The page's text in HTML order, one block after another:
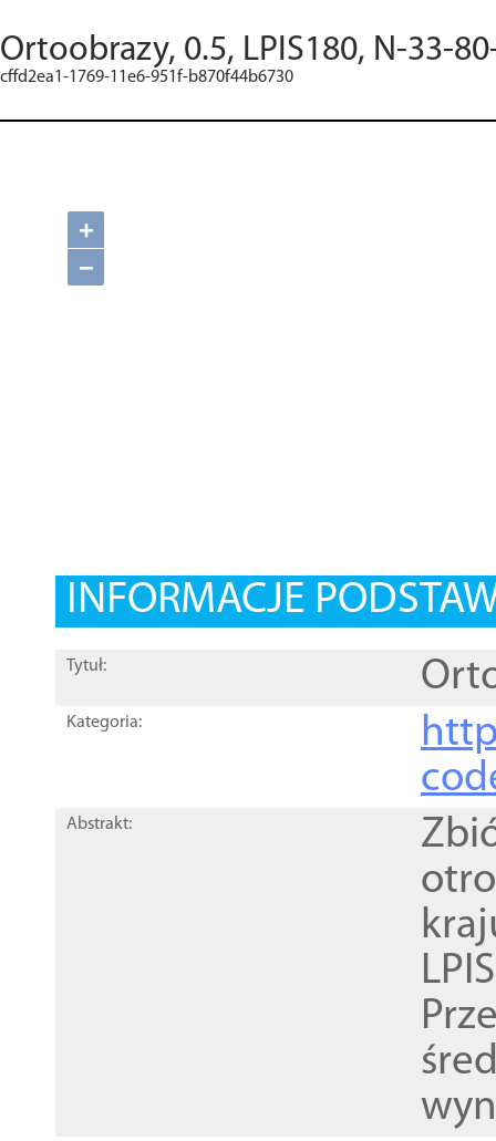
Ortoobrazy, 0.5, LPIS180, N-33-
cffd2ea1-1769-11e6-951f-b870f44b6730
+
−
INFORMACJE
Tytuł:
Kategoria:
Abstrakt: